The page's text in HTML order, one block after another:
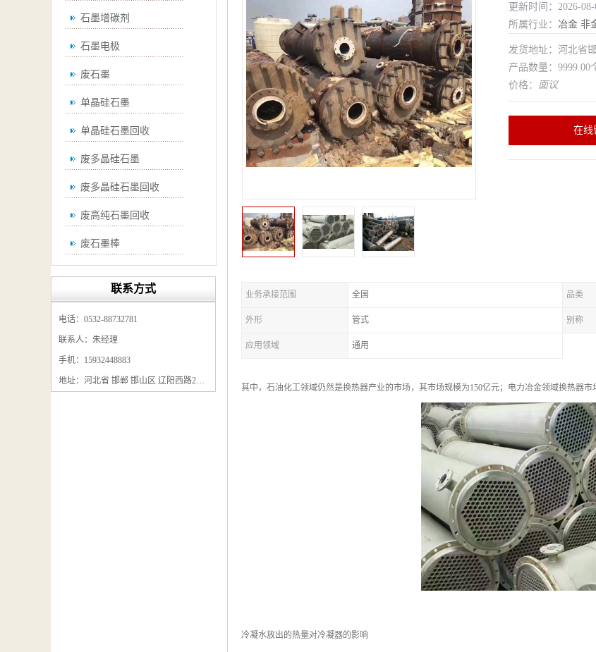
石墨增碳剂
石墨电极
废石墨
单晶硅石墨
单晶硅石墨回收
废多晶硅石墨
废多晶硅石墨回收
废高纯石墨回收
废石墨棒
废石墨换热器回收
石墨粉回收
石墨换热器回收
联系方式
电话：0532-88732781
联系人：朱经理
手机：15932448883
地址：河北省 邯郸 邯山区 辽阳西路295号
更新时间：2026-
所属行业： 冶金 非
发货地址：河北省
产品数量：9999.00
价格： 面议
在线
业务承接范围 全国 品类
外形 管式 别称
应用领域 通用
其中，石油化工领域仍然是换热器产业的市场，其市场规模为150亿元；电力冶金领域换热器
冷凝水放出的热量对冷凝器的影响